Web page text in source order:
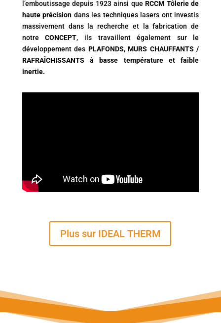
l’emboutissage depuis 1923 ainsi queRCCM Tôlerie de
haute précision dans les techniques lasers ont investis
massivement dans la recherche et la fabrication de
notreCONCEPT, ils travaillent également sur le
développement des PLAFONDS, MURS CHAUFFANTS /
RAFRAÎCHISSANTS àbasse température et faible
inertie.
Plus sur IDEAL THERM